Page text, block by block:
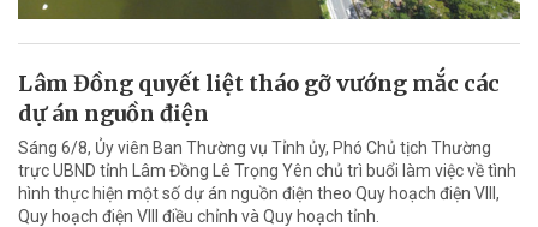
Lâm Đồng quyết liệt tháo gỡ vướng mắc các
dự án nguồn điện
Sáng 6/8, Ủy viên Ban Thường vụ Tỉnh ủy, Phó Chủ tịch Thường
trực UBND tỉnh Lâm Đồng Lê Trọng Yên chủ trì buổi làm việc về tình
hình thực hiện một số dự án nguồn điện theo Quy hoạch điện VIII,
Quy hoạch điện VIII điều chỉnh và Quy hoạch tỉnh.